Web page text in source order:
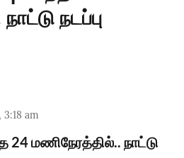
நடப்பு
am
24 மணிநேரத்தில்.. நாட்டு